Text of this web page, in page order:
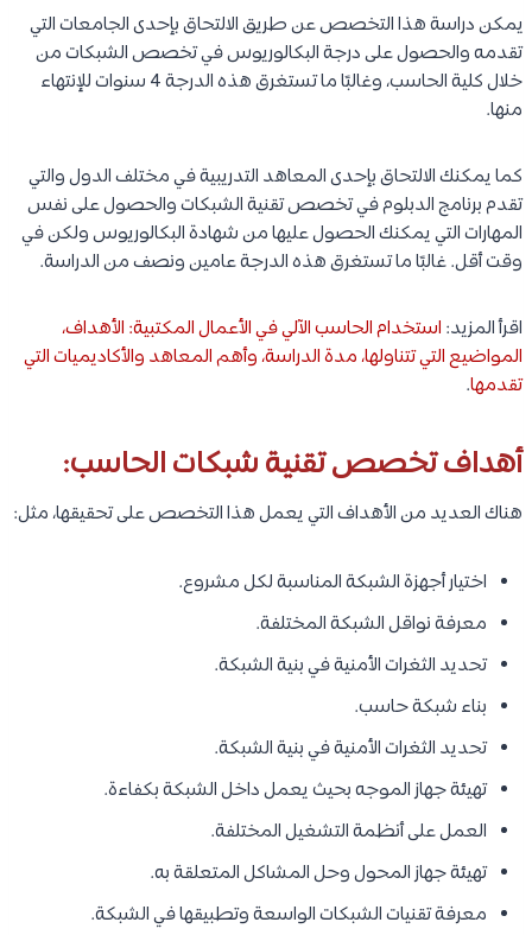
يمكن دراسة هذا التخصص عن طريق الالتحاق بإحدى الجامعات التي
تقدمه والحصول على درجة البكالوريوس في تخصص الشبكات من
خلال كلية الحاسب، وغالبًا ما تستغرق هذه الدرجة 4 سنوات للإنتهاء
منها.
كما يمكنك الالتحاق بإحدى المعاهد التدريبية في مختلف الدول والتي
تقدم برنامج الدبلوم في تخصص تقنية الشبكات والحصول على نفس
المهارات التي يمكنك الحصول عليها من شهادة البكالوريوس ولكن في
وقت أقل. غالبًا ما تستغرق هذه الدرجة عامين ونصف من الدراسة.
اقرأ المزيد: استخدام الحاسب الآلي في الأعمال المكتبية: الأهداف،
المواضيع التي تتناولها، مدة الدراسة، وأهم المعاهد والأكاديميات التي
تقدمها.
أهداف تخصص تقنية شبكات الحاسب:
هناك العديد من الأهداف التي يعمل هذا التخصص على تحقيقها، مثل:
اختيار أجهزة الشبكة المناسبة لكل مشروع.
معرفة نواقل الشبكة المختلفة.
تحديد الثغرات الأمنية في بنية الشبكة.
بناء شبكة حاسب.
تحديد الثغرات الأمنية في بنية الشبكة.
تهيئة جهاز الموجه بحيث يعمل داخل الشبكة بكفاءة.
العمل على أنظمة التشغيل المختلفة.
تهيئة جهاز المحول وحل المشاكل المتعلقة به.
معرفة تقنيات الشبكات الواسعة وتطبيقها في الشبكة.